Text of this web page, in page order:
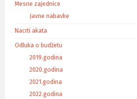
Mesne zajednice
Javne nabavke
Nacrti akata
Odluka o budžetu
2019.godina
2020.godina
2021.godina
2022.godina